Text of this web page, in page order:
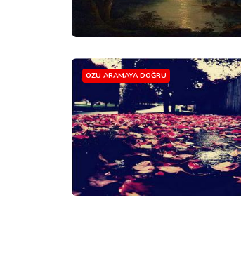
ÖZÜ ARAMAYA DOĞRU